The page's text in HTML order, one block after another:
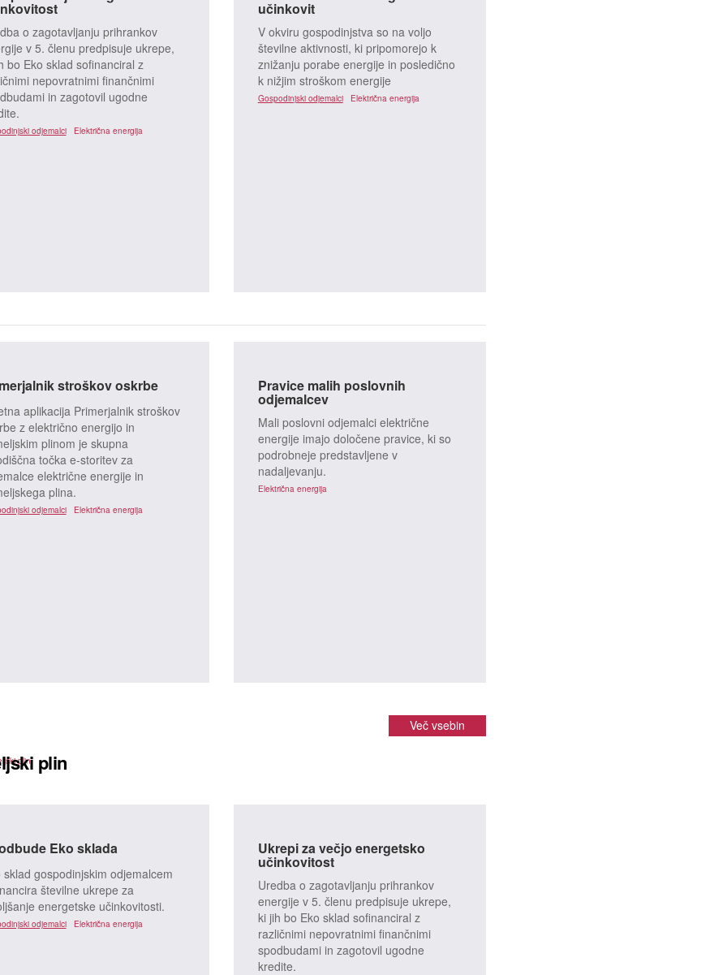
o zagotavljanju prihrankov
v 5. členu predpisuje ukrepe,
bo Eko sklad sofinanciral z
nepovratnimi finančnimi
in zagotovil ugodne
odjemalci Električna energija
plin Toplota
učinkovit
V okviru gospodinjstva so na voljo
številne aktivnosti, ki pripomorejo k
znižanju porabe energije in posledično
k nižjim stroškom energije
Gospodinjski odjemalci Električna energija
stroškov oskrbe
aplikacija Primerjalnik stroškov
z električno energijo in
plinom je skupna
točka e-storitev za
električne energije in
plina.
odjemalci Električna energija
plin
Pravice malih poslovnih
odjemalcev
Mali poslovni odjemalci električne
energije imajo določene pravice, ki so
podrobneje predstavljene v
nadaljevanju.
Električna energija
Več vsebin
plin
Eko sklada
sklad gospodinjskim odjemalcem
številne ukrepe za
energetske učinkovitosti.
odjemalci Električna energija
Ukrepi za večjo energetsko
učinkovitost
Uredba o zagotavljanju prihrankov
energije v 5. členu predpisuje ukrepe,
ki jih bo Eko sklad sofinanciral z
različnimi nepovratnimi finančnimi
spodbudami in zagotovil ugodne
kredite.